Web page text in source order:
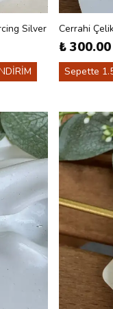
Silver Cerrahi
₺ 300.00
Sepette